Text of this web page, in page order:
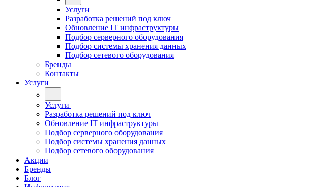
Услуги
Разработка решений под ключ
Обновление IT инфраструктуры
Подбор серверного оборудования
Подбор системы хранения данных
Подбор сетевого оборудования
Бренды
Контакты
Услуги
Услуги
Разработка решений под ключ
Обновление IT инфраструктуры
Подбор серверного оборудования
Подбор системы хранения данных
Подбор сетевого оборудования
Акции
Бренды
Блог